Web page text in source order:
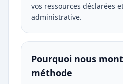
vos ressources déclarées
administrative.
Pourquoi nous
méthode